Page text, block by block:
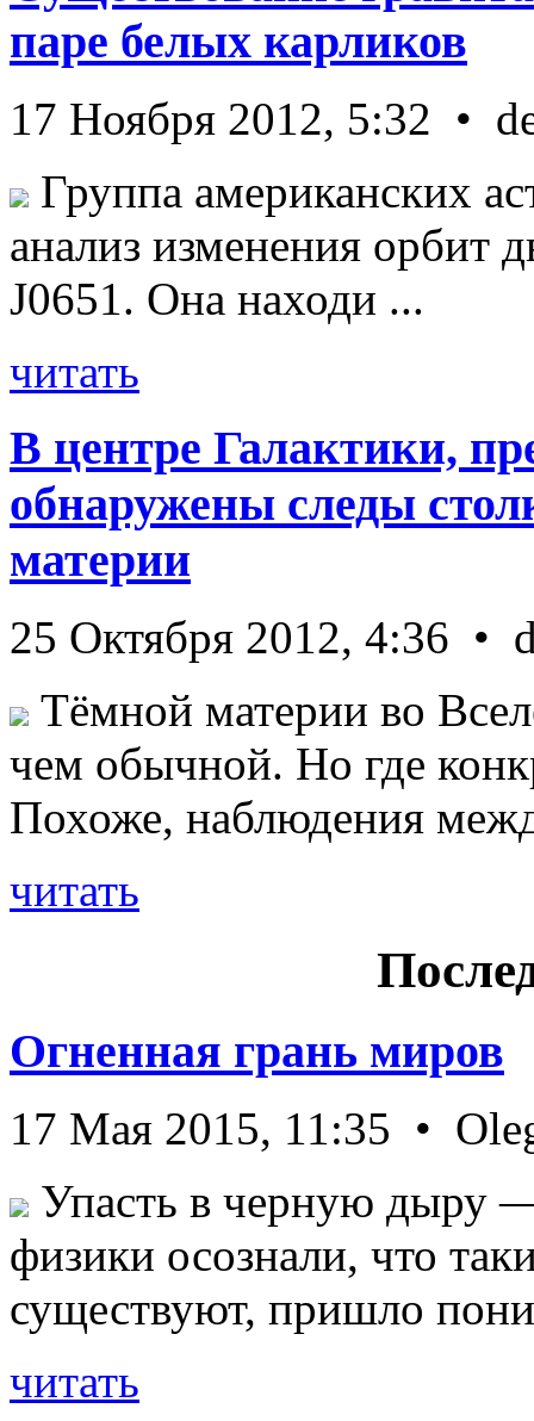
паре белых карликов
17 Ноября 2012, 5:32 •
Группа американских
анализ изменения орбит
J0651. Она находи ...
читать
В центре Галактики,
обнаружены следы
материи
25 Октября 2012, 4:36 •
Тёмной материи во
чем обычной. Но где
Похоже, наблюдения
читать
Огненная грань миров
17 Мая 2015, 11:35 •
Упасть в черную дыру
физики осознали, что
существуют, пришло
читать